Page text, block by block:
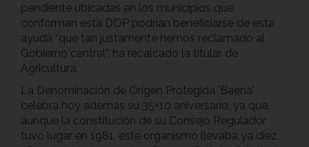
pendiente ubicadas en los municipios que
conforman esta DOP podrían beneficiarse de esta
ayuda “que tan justamente hemos reclamado al
Gobierno central”, ha recalcado la titular de
Agricultura.
La Denominación de Origen Protegida 'Baena'
celebra hoy además su 35+10 aniversario, ya que,
aunque la constitución de su Consejo Regulador
tuvo lugar en 1981, este organismo llevaba ya diez